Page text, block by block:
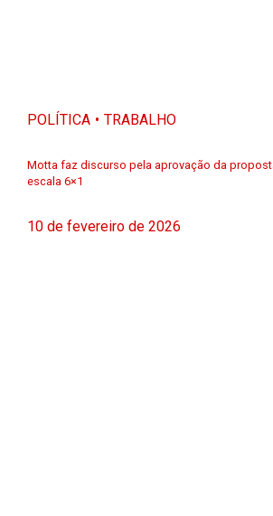
POLÍTICA TRABALHO
Motta faz discurso pela aprovação da
escala 6×1
10 de fevereiro de 2026